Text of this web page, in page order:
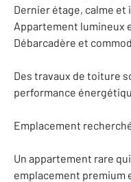
Dernier étage, calme
Appartement lumineux
Débarcadère et
Des travaux de toiture
performance
Emplacement
Un appartement rare
emplacement premium